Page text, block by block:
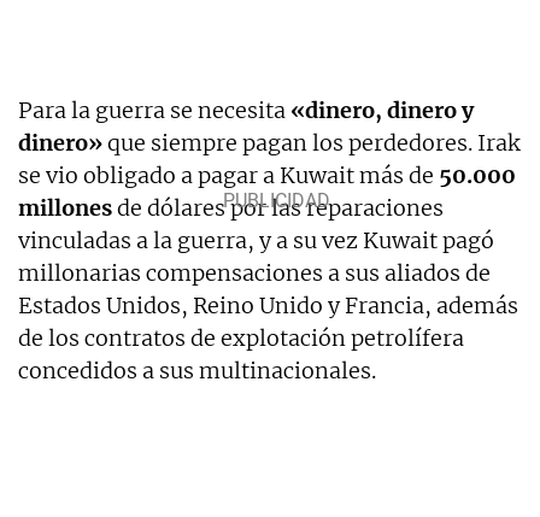
Para la guerra se necesita «dinero, dinero y
dinero»que siempre pagan los perdedores. Irak
se vio obligado a pagar a Kuwait más de 50.000
millonesde dólares por las reparaciones
vinculadas a la guerra, y a su vez Kuwait pagó
millonarias compensaciones a sus aliados de
Estados Unidos, Reino Unido y Francia, además
de los contratos de explotación petrolífera
concedidos a sus multinacionales.